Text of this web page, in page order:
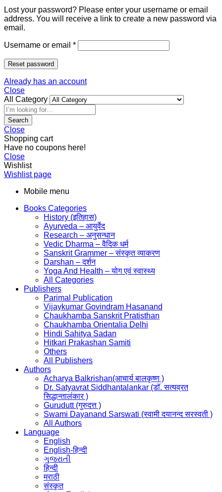
Lost your password? Please enter your username or email
address. You will receive a link to create a new password via
email.
Username or email *
Reset password
Already has an account
Close
All Category
Search
Close
Shopping cart
Have no coupons here!
Close
Wishlist
Wishlist page
Mobile menu
Books Categories
History (इतिहास)
Ayurveda – आयुर्वेद
Research – अनुसन्धान
Vedic Dharma – वैदिक धर्म
Sanskrit Grammer – संस्कृत व्याकरण
Darshan – दर्शन
Yoga And Health – योग एवं स्वास्थ्य
All Categories
Publishers
Parimal Publication
Vijaykumar Govindram Hasanand
Chaukhamba Sanskrit Pratisthan
Chaukhamba Orientalia Delhi
Hindi Sahitya Sadan
Hitkari Prakashan Samiti
Others
All Publishers
Authors
Acharya Balkrishan(आचार्य बालकृष्ण )
Dr. Satyavrat Siddhantalankar (डॉ. सत्यव्रत
सिद्धान्तालंकार )
Gurudutt (गुरुदत्त )
Swami Dayanand Sarswati (स्वामी दयानन्द सरस्वती )
All Authors
Language
English
English-हिन्दी
ગુજરાતી
हिन्दी
मराठी
संस्कृत